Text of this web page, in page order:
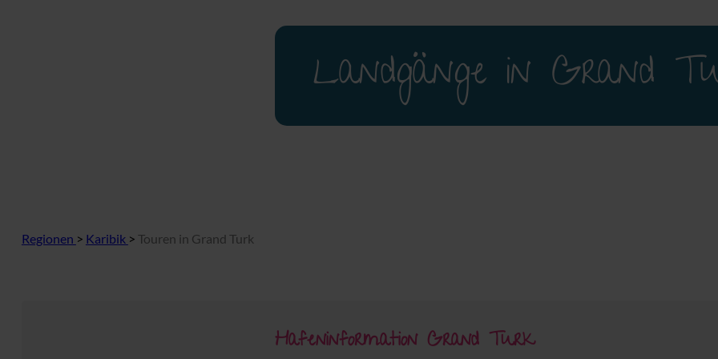
Landgänge in Grand
Regionen > Karibik > Touren in Grand Turk
Hafeninformation Grand Turk